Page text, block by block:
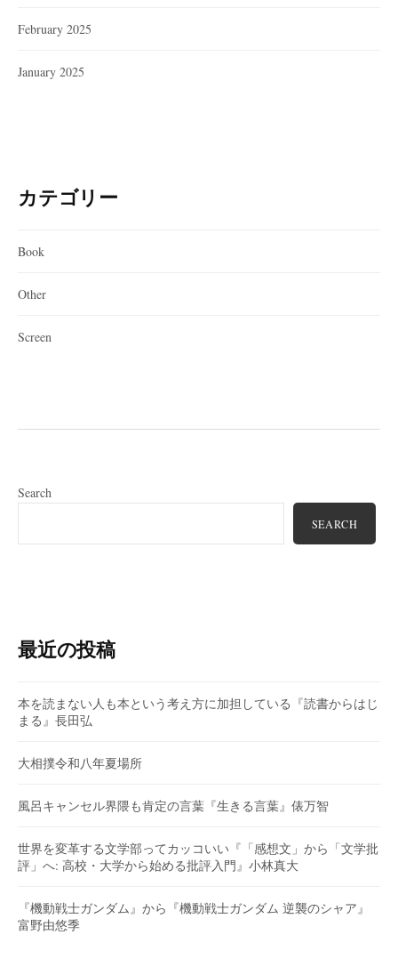
February 2025
January 2025
カテゴリー
Book
Other
Screen
Search
SEARCH
最近の投稿
本を読まない人も本という考え方に加担している『読書からはじ
まる』長田弘
大相撲令和八年夏場所
風呂キャンセル界隈も肯定の言葉『生きる言葉』俵万智
世界を変革する文学部ってカッコいい『「感想文」から「文学批
評」へ: 高校・大学から始める批評入門』小林真大
『機動戦士ガンダム』から『機動戦士ガンダム 逆襲のシャア』
富野由悠季